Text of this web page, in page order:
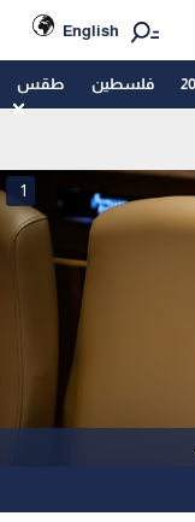
English
فلسطين طقس
1